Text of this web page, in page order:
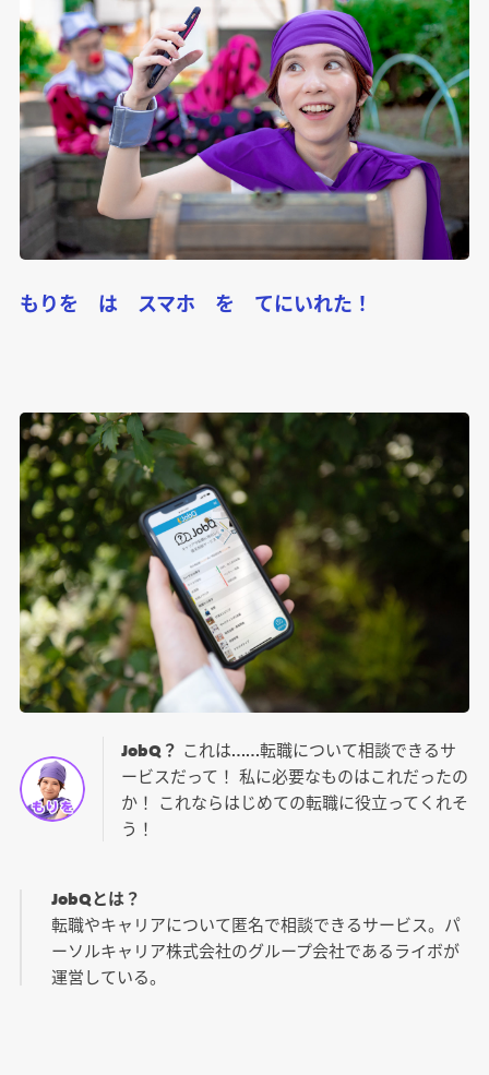
もりを は スマホ を てにいれた！
JobQ？ これは……転職について相談できるサ
ービスだって！ 私に必要なものはこれだったの
か！ これならはじめての転職に役立ってくれそ
う！
JobQとは？
転職やキャリアについて匿名で相談できるサービス。パ
ーソルキャリア株式会社のグループ会社であるライボが
運営している。